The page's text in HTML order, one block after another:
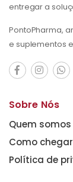
entregar a
PontoPharma,
e suplementos
Sobre Nós
Quem somos
Como chegar
Política de